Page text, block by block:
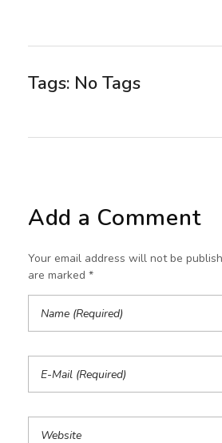
Tags: No Tags
Add a Comment
Your email address will not be
are marked *